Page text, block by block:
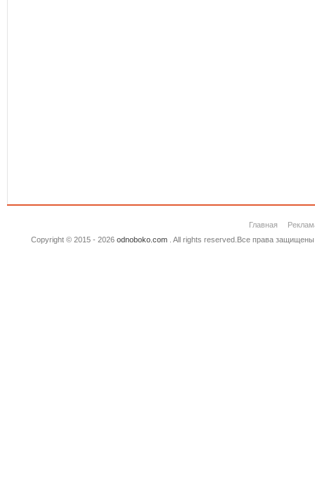
Главная
Copyright © 2015 - 2026 odnoboko.com. All rights reserved.Все права защищены.